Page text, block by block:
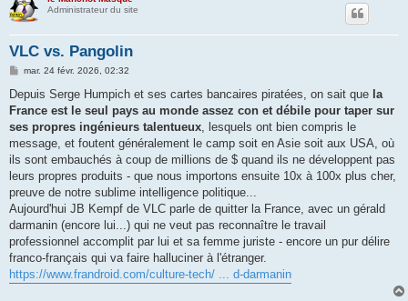
Administrateur du site
VLC vs. Pangolin
M
s
s
a
g
mar. 24 févr. 2026, 02:32
Depuis Serge Humpich et ses cartes bancaires piratées, on sait que la
France est le seul pays au monde assez con et débile pour taper sur
ses propres ingénieurs talentueux, lesquels ont bien compris le
message, et foutent généralement le camp soit en Asie soit aux USA, où
ils sont embauchés à coup de millions de $ quand ils ne développent pas
leurs propres produits - que nous importons ensuite 10x à 100x plus cher,
preuve de notre sublime intelligence politique...
Aujourd'hui JB Kempf de VLC parle de quitter la France, avec un gérald
darmanin (encore lui...) qui ne veut pas reconnaître le travail
professionnel accomplit par lui et sa femme juriste - encore un pur délire
franco-français qui va faire halluciner à l'étranger.
https://www.frandroid.com/culture-tech/ ... d-darmanin